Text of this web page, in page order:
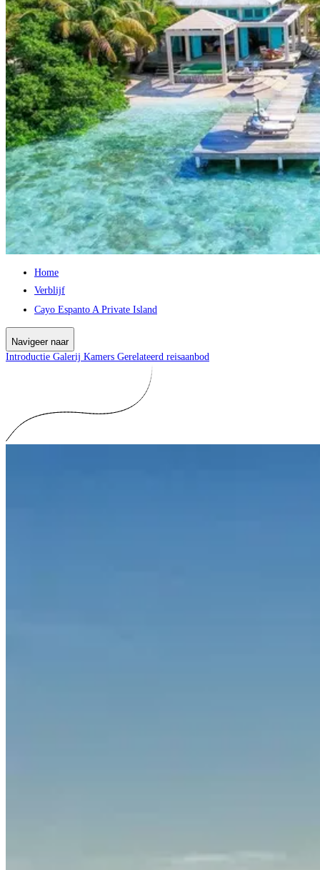
Home
Verblijf
Cayo Espanto A Private Island
Navigeer naar
Introductie Galerij Kamers Gerelateerd reisaanbod